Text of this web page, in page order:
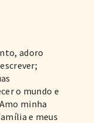
adoro
o mundo e
minha
e meus